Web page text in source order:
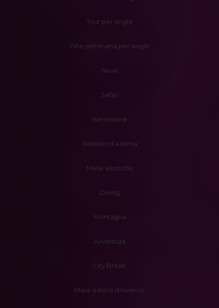
Tour per single
Fine settimana per single
Neve
Safari
Benessere
Weekend a tema
Mete esotiche
Diving
Montagna
Avventura
City Break
Mare estero d'inverno